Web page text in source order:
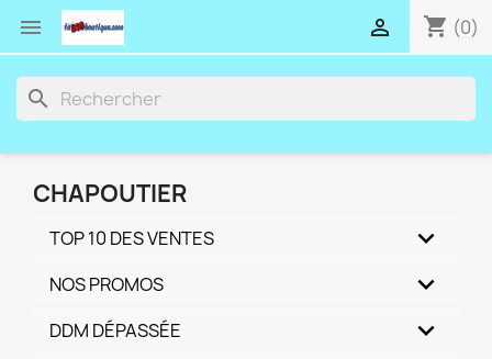
 shopping_cart (0)

search
CHAPOUTIER
TOP 10 DES VENTES
NOS PROMOS
DDM DÉPASSÉE